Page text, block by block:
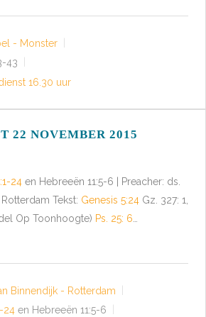
- Monster
43
16.30 uur
22 NOVEMBER 2015
24 en Hebreeën 11:5-6 | Preacher: ds.
Tekst: Genesis 5:24 Gz. 327: 1,
Op Toonhoogte) Ps. 25: 6
Binnendijk - Rotterdam
24 en Hebreeën 11:5-6